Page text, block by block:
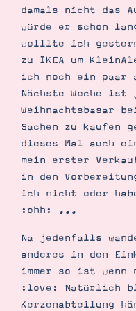
Demonstrator
Blog
Gutscheine
Produkte erklärt
Über mich
Über Stampin’
damals nicht das
würde er schon
wolllte ich gestern
zu IKEA um
ich noch ein paar
Nächste Woche
Weihnachtsbasar
Sachen zu kaufen
dieses Mal auch
mein erster
in den
ich nicht oder
:ohh: ...
Na jedenfalls
anderes in den
immer so ist wenn
:love: Natürlich
Kerzenabteilung